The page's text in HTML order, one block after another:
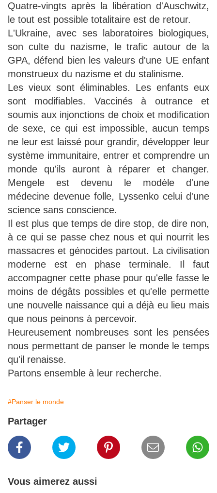
Quatre-vingts après la libération d'Auschwitz,
le tout est possible totalitaire est de retour.
L'Ukraine, avec ses laboratoires biologiques,
son culte du nazisme, le trafic autour de la
GPA, défend bien les valeurs d'une UE enfant
monstrueux du nazisme et du stalinisme.
Les vieux sont éliminables. Les enfants eux
sont modifiables. Vaccinés à outrance et
soumis aux injonctions de choix et modification
de sexe, ce qui est impossible, aucun temps
ne leur est laissé pour grandir, développer leur
système immunitaire, entrer et comprendre un
monde qu'ils auront à réparer et changer.
Mengele est devenu le modèle d'une
médecine devenue folle, Lyssenko celui d'une
science sans conscience.
Il est plus que temps de dire stop, de dire non,
à ce qui se passe chez nous et qui nourrit les
massacres et génocides partout. La civilisation
moderne est en phase terminale. Il faut
accompagner cette phase pour qu'elle fasse le
moins de dégâts possibles et qu'elle permette
une nouvelle naissance qui a déjà eu lieu mais
que nous peinons à percevoir.
Heureusement nombreuses sont les pensées
nous permettant de panser le monde le temps
qu'il renaisse.
Partons ensemble à leur recherche.
#Panser le monde
Partager
Vous aimerez aussi